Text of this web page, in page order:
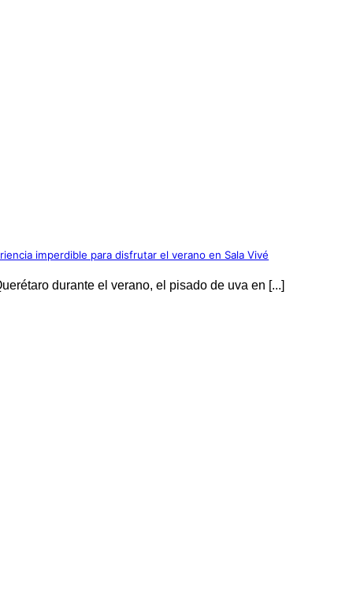
imperdible para disfrutar el verano en Sala Vivé
durante el verano, el pisado de uva en [...]